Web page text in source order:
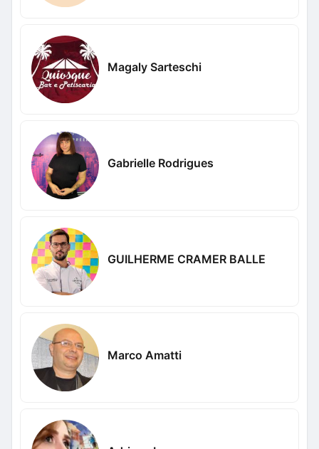
Magaly Sarteschi
Gabrielle Rodrigues
GUILHERME CRAMER BALLE
Marco Amatti